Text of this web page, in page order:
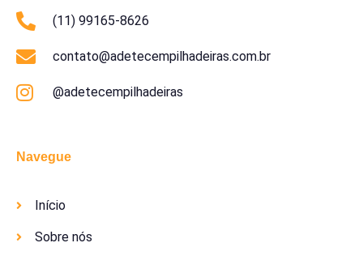
Navegue
Início
Sobre nós
(11) 99165-8626
contato@adetecempilhadeiras.com.br
@adetecempilhadeiras